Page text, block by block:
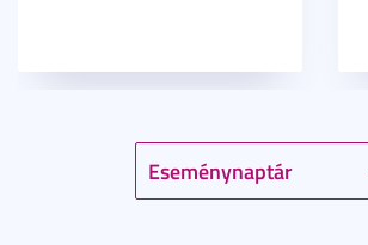
Eseménynaptár